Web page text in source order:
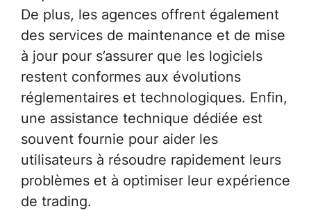
De plus, les agences offrent également
des services de maintenance et de mise
à jour pour s’assurer que les logiciels
restent conformes aux évolutions
réglementaires et technologiques. Enfin,
une assistance technique dédiée est
souvent fournie pour aider les
utilisateurs à résoudre rapidement leurs
problèmes et à optimiser leur expérience
de trading.